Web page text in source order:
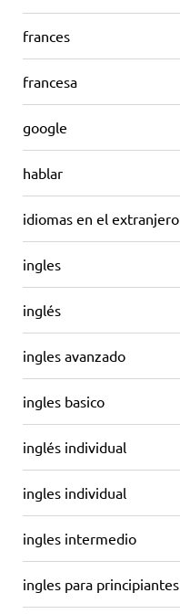
frances
francesa
google
hablar
idiomas en el extranjero
ingles
inglés
ingles avanzado
ingles basico
inglés individual
ingles individual
ingles intermedio
ingles para principiantes